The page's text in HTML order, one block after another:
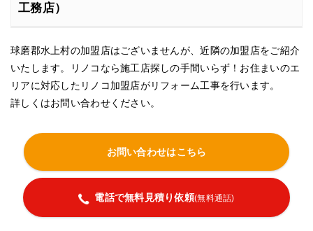
工務店）
球磨郡水上村の加盟店はございませんが、近隣の加盟店をご紹介
いたします。リノコなら施工店探しの手間いらず！お住まいのエ
リアに対応したリノコ加盟店がリフォーム工事を行います。
詳しくはお問い合わせください。
お問い合わせはこちら
電話で無料見積り依頼(無料通話)